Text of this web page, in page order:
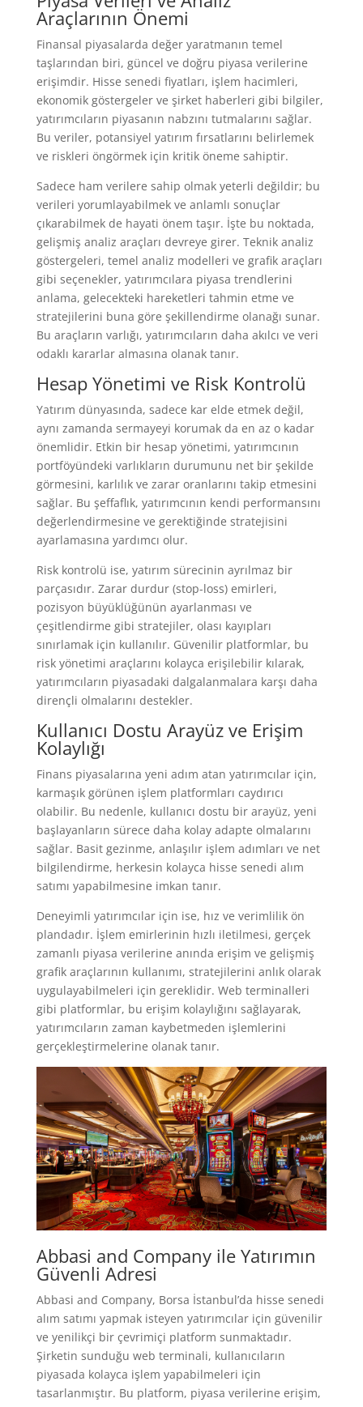
Araçlarının Önemi
Finansal piyasalarda değer yaratmanın temel
taşlarından biri, güncel ve doğru piyasa verilerine
erişimdir. Hisse senedi fiyatları, işlem hacimleri,
ekonomik göstergeler ve şirket haberleri gibi bilgiler,
yatırımcıların piyasanın nabzını tutmalarını sağlar.
Bu veriler, potansiyel yatırım fırsatlarını belirlemek
ve riskleri öngörmek için kritik öneme sahiptir.
Sadece ham verilere sahip olmak yeterli değildir; bu
verileri yorumlayabilmek ve anlamlı sonuçlar
çıkarabilmek de hayati önem taşır. İşte bu noktada,
gelişmiş analiz araçları devreye girer. Teknik analiz
göstergeleri, temel analiz modelleri ve grafik araçları
gibi seçenekler, yatırımcılara piyasa trendlerini
anlama, gelecekteki hareketleri tahmin etme ve
stratejilerini buna göre şekillendirme olanağı sunar.
Bu araçların varlığı, yatırımcıların daha akılcı ve veri
odaklı kararlar almasına olanak tanır.
Hesap Yönetimi ve Risk Kontrolü
Yatırım dünyasında, sadece kar elde etmek değil,
aynı zamanda sermayeyi korumak da en az o kadar
önemlidir. Etkin bir hesap yönetimi, yatırımcının
portföyündeki varlıkların durumunu net bir şekilde
görmesini, karlılık ve zarar oranlarını takip etmesini
sağlar. Bu şeffaflık, yatırımcının kendi performansını
değerlendirmesine ve gerektiğinde stratejisini
ayarlamasına yardımcı olur.
Risk kontrolü ise, yatırım sürecinin ayrılmaz bir
parçasıdır. Zarar durdur (stop-loss) emirleri,
pozisyon büyüklüğünün ayarlanması ve
çeşitlendirme gibi stratejiler, olası kayıpları
sınırlamak için kullanılır. Güvenilir platformlar, bu
risk yönetimi araçlarını kolayca erişilebilir kılarak,
yatırımcıların piyasadaki dalgalanmalara karşı daha
dirençli olmalarını destekler.
Kullanıcı Dostu Arayüz ve Erişim
Kolaylığı
Finans piyasalarına yeni adım atan yatırımcılar için,
karmaşık görünen işlem platformları caydırıcı
olabilir. Bu nedenle, kullanıcı dostu bir arayüz, yeni
başlayanların sürece daha kolay adapte olmalarını
sağlar. Basit gezinme, anlaşılır işlem adımları ve net
bilgilendirme, herkesin kolayca hisse senedi alım
satımı yapabilmesine imkan tanır.
Deneyimli yatırımcılar için ise, hız ve verimlilik ön
plandadır. İşlem emirlerinin hızlı iletilmesi, gerçek
zamanlı piyasa verilerine anında erişim ve gelişmiş
grafik araçlarının kullanımı, stratejilerini anlık olarak
uygulayabilmeleri için gereklidir. Web terminalleri
gibi platformlar, bu erişim kolaylığını sağlayarak,
yatırımcıların zaman kaybetmeden işlemlerini
gerçekleştirmelerine olanak tanır.
Abbasi and Company ile Yatırımın
Güvenli Adresi
Abbasi and Company, Borsa İstanbul’da hisse senedi
alım satımı yapmak isteyen yatırımcılar için güvenilir
ve yenilikçi bir çevrimiçi platform sunmaktadır.
Şirketin sunduğu web terminali, kullanıcıların
piyasada kolayca işlem yapabilmeleri için
tasarlanmıştır. Bu platform, piyasa verilerine erişim,